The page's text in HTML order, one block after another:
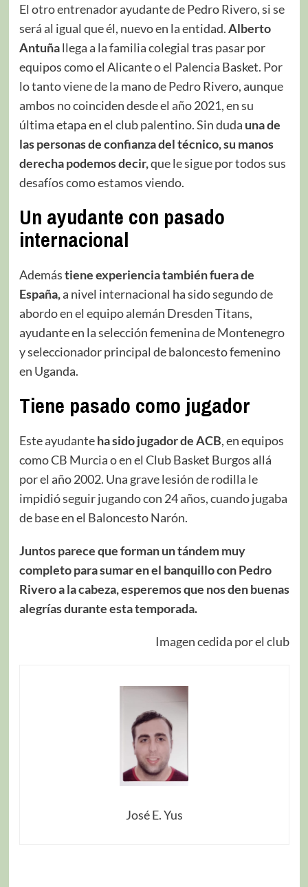
El otro entrenador ayudante de Pedro Rivero, si se
será al igual que él, nuevo en la entidad.Alberto
Antuñallega a la familia colegial tras pasar por
equipos como el Alicante o el Palencia Basket. Por
lo tanto viene de la mano de Pedro Rivero, aunque
ambos no coinciden desde el año 2021, en su
última etapa en el club palentino. Sin duda una de
las personas de confianza del técnico, su manos
derecha podemos decir,que le sigue por todos sus
desafíos como estamos viendo.
Un ayudante con pasado
internacional
Ademástiene experiencia también fuera de
España,a nivel internacional ha sido segundo de
abordo en el equipo alemán Dresden Titans,
ayudante en la selección femenina de Montenegro
y seleccionador principal de baloncesto femenino
en Uganda.
Tiene pasado como jugador
Este ayudanteha sido jugador de ACB, en equipos
como CB Murcia o en el Club Basket Burgos allá
por el año 2002. Una grave lesión de rodilla le
impidió seguir jugando con 24 años, cuando jugaba
de base en el Baloncesto Narón.
Juntos parece que forman un tándem muy
completo para sumar en el banquillo con Pedro
Rivero a la cabeza, esperemos que nos den buenas
alegrías durante esta temporada.
Imagen cedida por el club
José E. Yus